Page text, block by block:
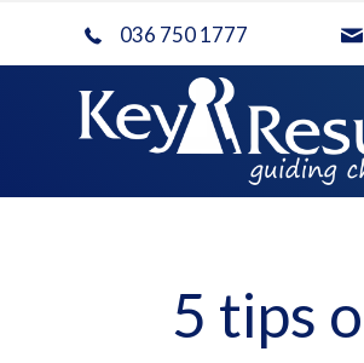
036 750 1777
5 tips